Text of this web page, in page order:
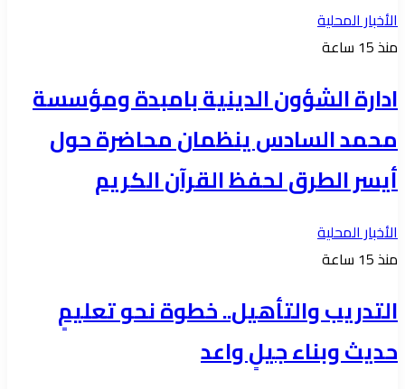
الأخبار المحلية
منذ 15 ساعة
ادارة الشؤون الدينية بامبدة ومؤسسة
محمد السادس ينظمان محاضرة حول
أيسر الطرق لحفظ القرآن الكريم
الأخبار المحلية
منذ 15 ساعة
التدريب والتأهيل.. خطوة نحو تعليمٍ
حديث وبناء جيلٍ واعد